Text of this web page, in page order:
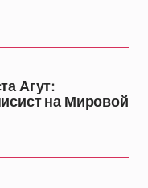
Агут:
на Мировой